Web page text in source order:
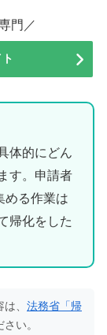
門／
体的にどん
す。申請者
める作業は
帰化をした
、 法務省「帰
い。